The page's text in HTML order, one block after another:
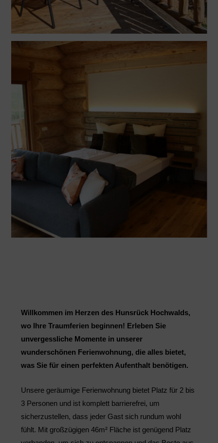
Willkommen im Herzen des Hunsrück Hochwalds,
wo Ihre Traumferien beginnen! Erleben Sie
unvergessliche Momente in unserer
wunderschönen Ferienwohnung, die alles bietet,
was Sie für einen perfekten Aufenthalt benötigen.
Unsere geräumige Ferienwohnung bietet Platz für 2 bis
3 Personen und ist komplett barrierefrei, um
sicherzustellen, dass jeder Gast sich rundum wohl
fühlt. Mit großzügigen 46m² Fläche ist genügend Platz